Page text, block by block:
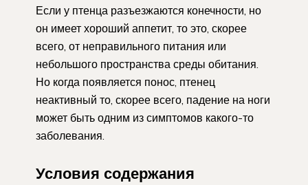
Если у птенца разъезжаются конечности, но
он имеет хороший аппетит, то это, скорее
всего, от неправильного питания или
небольшого пространства среды обитания.
Но когда появляется понос, птенец
неактивный то, скорее всего, падение на ноги
может быть одним из симптомов какого-то
заболевания.
Условия содержания